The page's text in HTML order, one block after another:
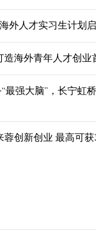
外人才实习生计划
造海外青年人才创业
最强大脑”，长宁虹
蓉创新创业 最高可